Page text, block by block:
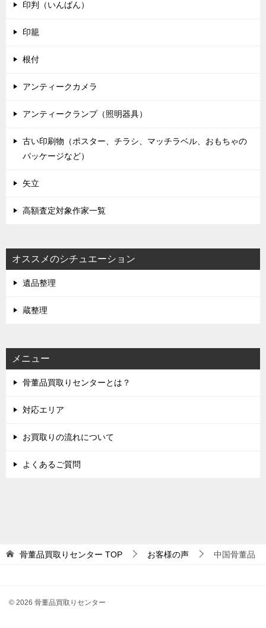
印判（いんばん）
印籠
根付
アンティークカメラ
アンティークランプ（照明器具）
古い印刷物（ポスター、チラシ、マッチラベル、おもちゃの
パッケージなど）
矢立
高額査定対象作家一覧
オススメのシチュエーション
遺品整理
蔵整理
メニュー
骨董品買取りセンターとは？
対応エリア
お買取りの流れについて
よくあるご質問
骨董品買取りセンター TOP お客様の声 中国骨董品
© 2026 骨董品買取りセンター